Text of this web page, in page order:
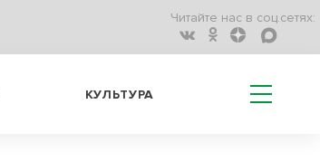
Читайте нас в соц.сетях:
КУЛЬТУРА